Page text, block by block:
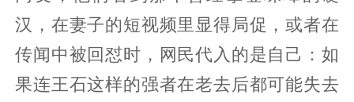
汉，在妻子的短视频里显得局促，或者在
传闻中被回怼时，网民代入的是自己：如
果连王石这样的强者在老去后都可能失去